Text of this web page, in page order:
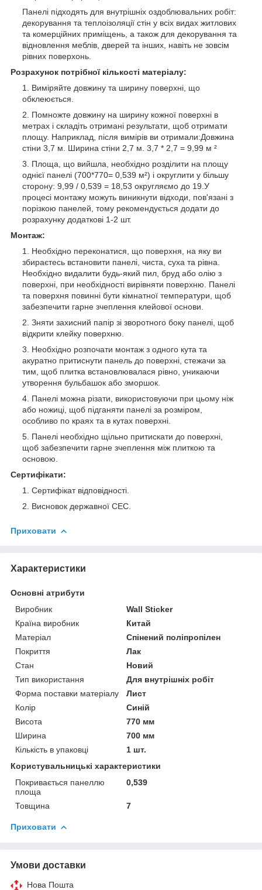
Панелі підходять для внутрішніх оздоблювальних робіт:
декорування та теплоізоляції стін у всіх видах житлових
та комерційних приміщень, а також для декорування та
відновлення меблів, дверей та інших, навіть не зовсім
рівних поверхонь.
Розрахунок потрібної кількості матеріалу:
Виміряйте довжину та ширину поверхні, що
обклеюється.
Помножте довжину на ширину кожної поверхні в
метрах і складіть отримані результати, щоб отримати
площу. Наприклад, після вимірів ви отримали:Довжина
стіни 3,7 м. Ширина стіни 2,7 м. 3,7 * 2,7 = 9,99 м ²
Площа, що вийшла, необхідно розділити на площу
однієї панелі (700*770= 0,539 м²) і округлити у більшу
сторону: 9,99 / 0,539 = 18,53 округляємо до 19.У
процесі монтажу можуть виникнути відходи, пов'язані з
порізкою панелей, тому рекомендується додати до
розрахунку додаткові 1-2 шт.
Монтаж:
Необхідно переконатися, що поверхня, на яку ви
збираєтесь встановити панелі, чиста, суха та рівна.
Необхідно видалити будь-який пил, бруд або олію з
поверхні, при необхідності вирівняти поверхню. Панелі
та поверхня повинні бути кімнатної температури, щоб
забезпечити гарне зчеплення клейової основи.
Зняти захисний папір зі зворотного боку панелі, щоб
відкрити клейку поверхню.
Необхідно розпочати монтаж з одного кута та
акуратно притиснути панель до поверхні, стежачи за
тим, щоб плитка встановлювалася рівно, уникаючи
утворення бульбашок або зморшок.
Панелі можна різати, використовуючи при цьому ніж
або ножиці, щоб підганяти панелі за розміром,
особливо по краях та в кутах поверхні.
Панелі необхідно щільно притискати до поверхні,
щоб забезпечити гарне зчеплення між плиткою та
основою.
Сертифікати:
Сертифікат відповідності.
Висновок державної СЕС.
Приховати
Характеристики
Основні атрибути
Виробник
Wall Sticker
Країна виробник
Китай
Матеріал
Спінений поліпропілен
Покриття
Лак
Стан
Новий
Тип використання
Для внутрішніх робіт
Форма поставки матеріалу
Лист
Колір
Синій
Висота
770 мм
Ширина
700 мм
Кількість в упаковці
1 шт.
Користувальницькі характеристики
Покривається панеллю
площа
0,539
Товщина 7
Приховати
Умови доставки
Нова Пошта